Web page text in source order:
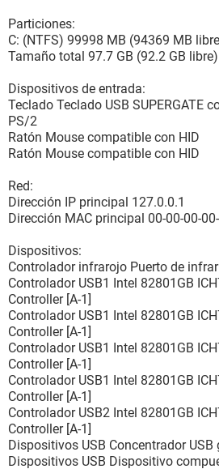
Particiones:
C: (NTFS) 99998 MB (94369 MB
Tamaño total 97.7 GB (92.2 GB libre)
Dispositivos de entrada:
Teclado Teclado USB SUPERGATE
PS/2
Ratón Mouse compatible con HID
Ratón Mouse compatible con HID
Red:
Dirección IP principal 127.0.0.1
Dirección MAC principal 00-00-00-
Dispositivos:
Controlador infrarojo Puerto de
Controlador USB1 Intel 82801GB
Controller [A-1]
Controlador USB1 Intel 82801GB
Controller [A-1]
Controlador USB1 Intel 82801GB
Controller [A-1]
Controlador USB1 Intel 82801GB
Controller [A-1]
Controlador USB2 Intel 82801GB
Controller [A-1]
Dispositivos USB Concentrador USB
Dispositivos USB Dispositivo